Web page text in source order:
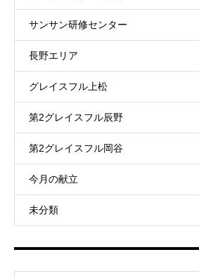
サンサン研修センター
長野エリア
グレイスフル上松
第2グレイスフル辰野
第2グレイスフル岡谷
今月の献立
未分類